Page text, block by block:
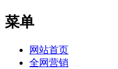
菜单
网站首页
全网营销